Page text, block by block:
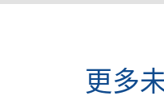
更多